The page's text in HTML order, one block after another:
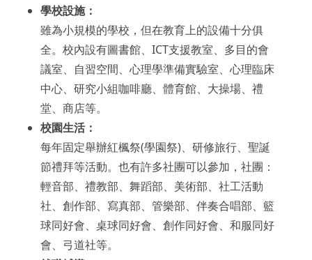
學校設施：
雖為小規模的學校，但在教育上的設備十分俱
全。校內設有圖書館、ICT支援教室、多目的會
議室、自習空間、心理學準備實驗室、心理臨床
中心、研究小組咖啡廳、體育館、大操場、禮
堂、商店等。
校園生活：
每年固定舉辦紅楓祭(學園祭)、研修旅行、聖誕
節禮拜等活動。也有許多社團可以參加，社團：
輕音部、禮教部、舞蹈部、美術部、社工活動
社、創作部、寫真部、管樂部、伴奏合唱部、籃
球同好會、桌球同好會、創作同好會、和服同好
會、弓道社等。